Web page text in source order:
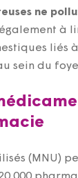
ne
à
liés
sein du
(MNU)